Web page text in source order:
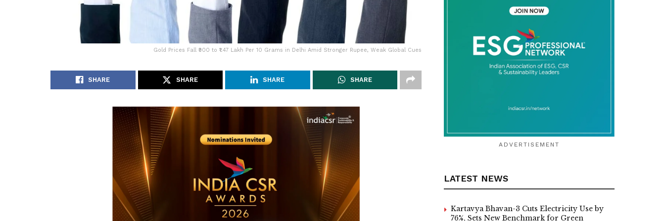
Gold Prices Fall ₹900 to ₹1.47 Lakh Per 10 Grams in Delhi Amid Stronger Rupee, Weak Global Cues
SHARE SHARE SHARE SHARE
ADVERTISEMENT
LATEST NEWS
Kartavya Bhavan-3 Cuts Electricity Use by
76%, Sets New Benchmark for Green